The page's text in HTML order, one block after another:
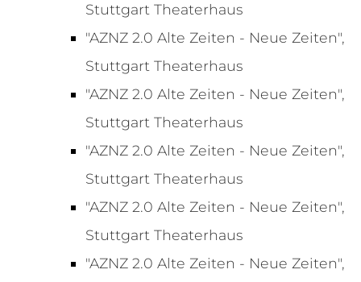
Stuttgart Theaterhaus
"AZNZ 2.0 Alte Zeiten - Neue Zeiten",
Stuttgart Theaterhaus
"AZNZ 2.0 Alte Zeiten - Neue Zeiten",
Stuttgart Theaterhaus
"AZNZ 2.0 Alte Zeiten - Neue Zeiten",
Stuttgart Theaterhaus
"AZNZ 2.0 Alte Zeiten - Neue Zeiten",
Stuttgart Theaterhaus
"AZNZ 2.0 Alte Zeiten - Neue Zeiten",